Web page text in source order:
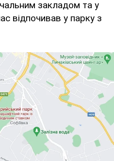
закладом та у
відпочивав у парку з